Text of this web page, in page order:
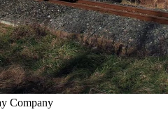
Company